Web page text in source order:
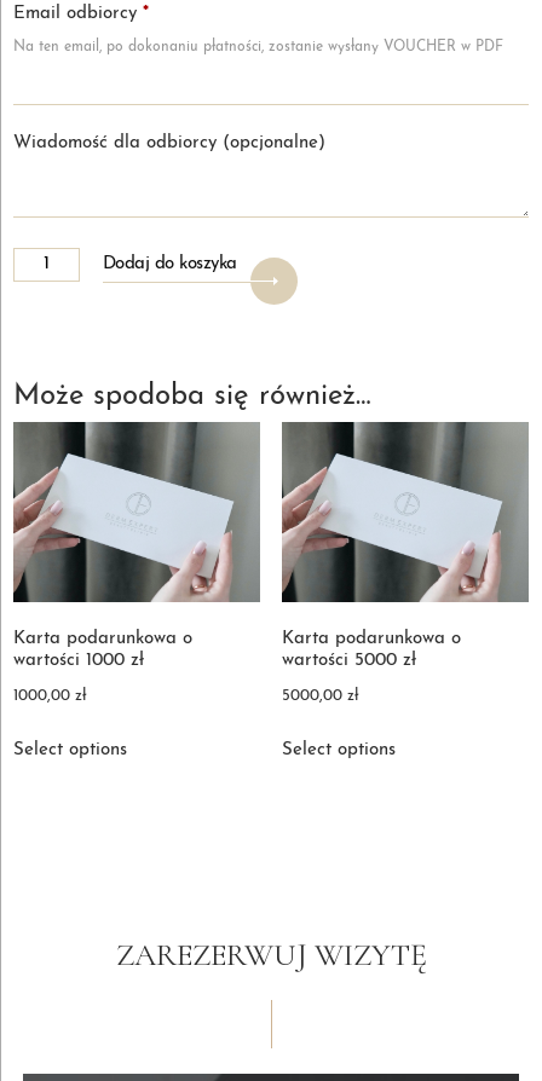
Email odbiorcy*
Na ten email, po dokonaniu płatności, zostanie wysłany VOUCHER w PDF
Wiadomość dla odbiorcy (opcjonalne)
ilość
2000
Dodaj do koszyka
Może spodoba się również…
Karta podarunkowa o
wartości 1000 zł
1000,00zł
Select options
Karta podarunkowa o
wartości 5000 zł
5000,00 zł
Select options
ZAREZERWUJ WIZYTĘ